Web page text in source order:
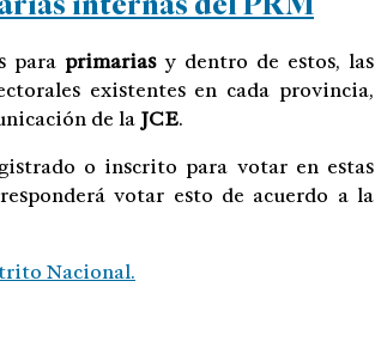
para primariasy dentro de estos, las
existentes en cada provincia,
de la JCE.
o inscrito para votar en estas
votar esto de acuerdo a la
Nacional.